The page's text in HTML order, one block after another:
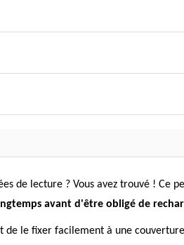
de lecture ? Vous avez trouvé !
avant d'être obligé de
le fixer facilement à une